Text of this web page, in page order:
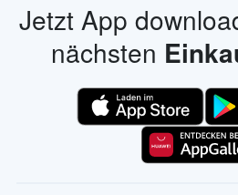
Jetzt App
nächsten